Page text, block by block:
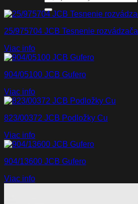
25/975704 JCB Tesnenie rozvádzača
Viac info
904/05100 JCB Gufero
Viac info
823/00372 JCB Podložky Cu
Viac info
904/13600 JCB Gufero
Viac info